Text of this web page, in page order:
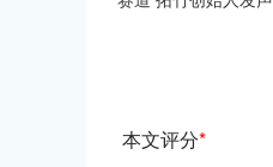
本文评分*